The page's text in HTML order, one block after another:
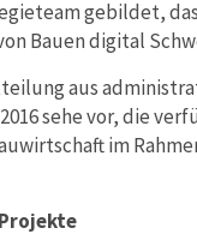
gebildet,
Bauen digital
aus
sehe vor, die
im